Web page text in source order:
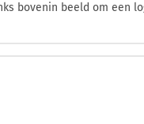
bovenin beeld om een